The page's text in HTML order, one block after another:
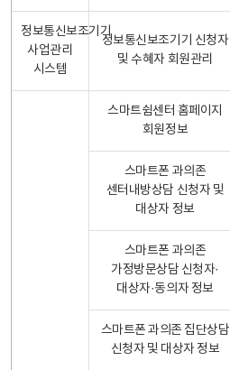
정보통신보조기기
사업관리
시스템
정보통신보조기기 신청자
및 수혜자 회원관리
스마트쉼센터 홈페이지
회원정보
스마트폰 과의존
센터내방상담 신청자 및
대상자 정보
스마트폰 과의존
가정방문상담 신청자·
대상자·동의자 정보
스마트폰 과의존 집단상담
신청자 및 대상자 정보